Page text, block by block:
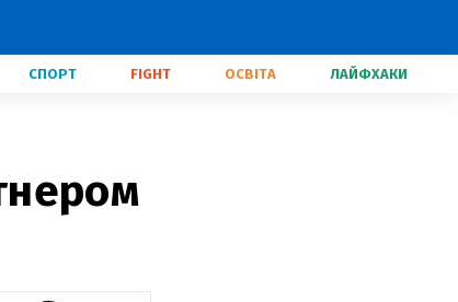
СПОРТ FIGHT ОСВІТА ЛАЙФХАКИ